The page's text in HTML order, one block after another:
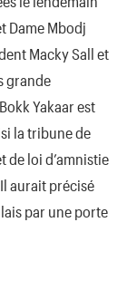
Dame Mbodj
Macky Sall et
grande
Yakaar est
la tribune de
de loi d’amnistie
aurait précisé
par une porte